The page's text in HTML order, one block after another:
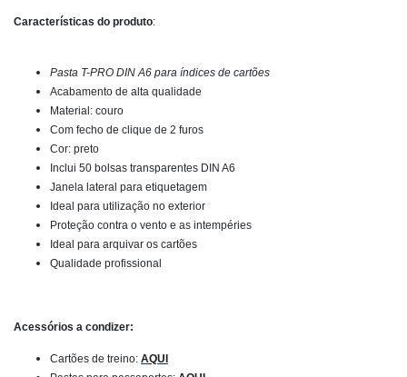
Características do produto:
Pasta T-PRO DIN A6 para índices de cartões
Acabamento de alta qualidade
Material: couro
Com fecho de clique de 2 furos
Cor: preto
Inclui 50 bolsas transparentes DIN A6
Janela lateral para etiquetagem
Ideal para utilização no exterior
Proteção contra o vento e as intempéries
Ideal para arquivar os cartões
Qualidade profissional
Acessórios a condizer:
Cartões de treino: AQUI